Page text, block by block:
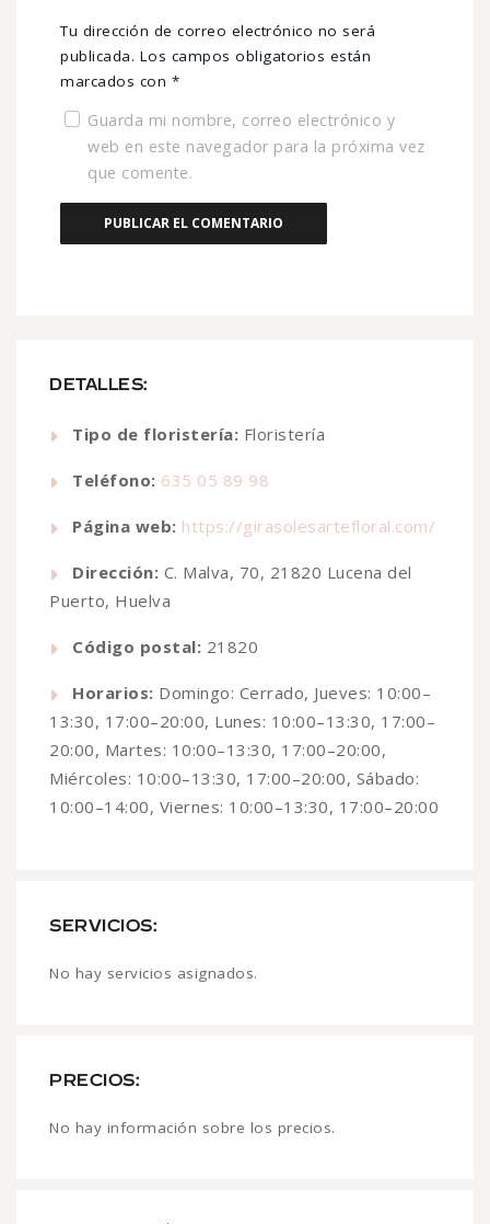
DETALLES:
Tipo de floristería: Floristería
Teléfono: 635 05 89 98
Página web: https://girasolesartefloral.com/
Dirección: C. Malva, 70, 21820 Lucena del
Puerto, Huelva
Código postal: 21820
Horarios: Domingo: Cerrado, Jueves: 10:00–
13:30, 17:00–20:00, Lunes: 10:00–13:30, 17:00–
20:00, Martes: 10:00–13:30, 17:00–20:00,
Miércoles: 10:00–13:30, 17:00–20:00, Sábado:
10:00–14:00, Viernes: 10:00–13:30, 17:00–20:00
SERVICIOS:
No hay servicios asignados.
PRECIOS:
No hay información sobre los precios.
Tu dirección de correo electrónico no será
publicada. Los campos obligatorios están
marcados con *
Guarda mi nombre, correo electrónico y
web en este navegador para la próxima vez
que comente.